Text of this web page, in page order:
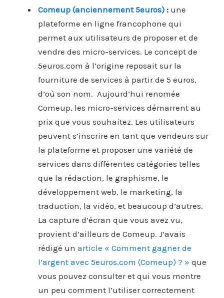
Comeup (anciennement 5euros) : une
plateforme en ligne francophone qui
permet aux utilisateurs de proposer et de
vendre des micro-services. Le concept de
5euros.com à l’origine reposait sur la
fourniture de services à partir de 5 euros,
d’où son nom. Aujourd’hui renomée
Comeup, les micro-services démarrent au
prix que vous souhaitez. Les utilisateurs
peuvent s’inscrire en tant que vendeurs sur
la plateforme et proposer une variété de
services dans différentes catégories telles
que la rédaction, le graphisme, le
développement web, le marketing, la
traduction, la vidéo, et beaucoup d’autres.
La capture d’écran que vous avez vu,
provient d’ailleurs de Comeup. J’avais
rédigé unarticle « Comment gagner de
l’argent avec 5euros.com (Comeup) ? » que
vous pouvez consulter et qui vous montre
un peu comment l’utiliser correctement